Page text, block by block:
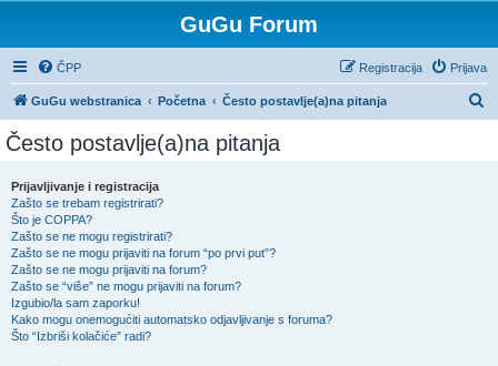
GuGu Forum
ČPP Prijava
Registracija
GuGu webstranica Početna Često postavlje(a)na pitanja
Često postavlje(a)na pitanja
Prijavljivanje i registracija
Zašto se trebam registrirati?
Što je COPPA?
Zašto se ne mogu registrirati?
Zašto se ne mogu prijaviti na forum “po prvi put”?
Zašto se ne mogu prijaviti na forum?
Zašto se “više” ne mogu prijaviti na forum?
Izgubio/la sam zaporku!
Kako mogu onemogućiti automatsko odjavljivanje s foruma?
Što “Izbriši kolačiće” radi?